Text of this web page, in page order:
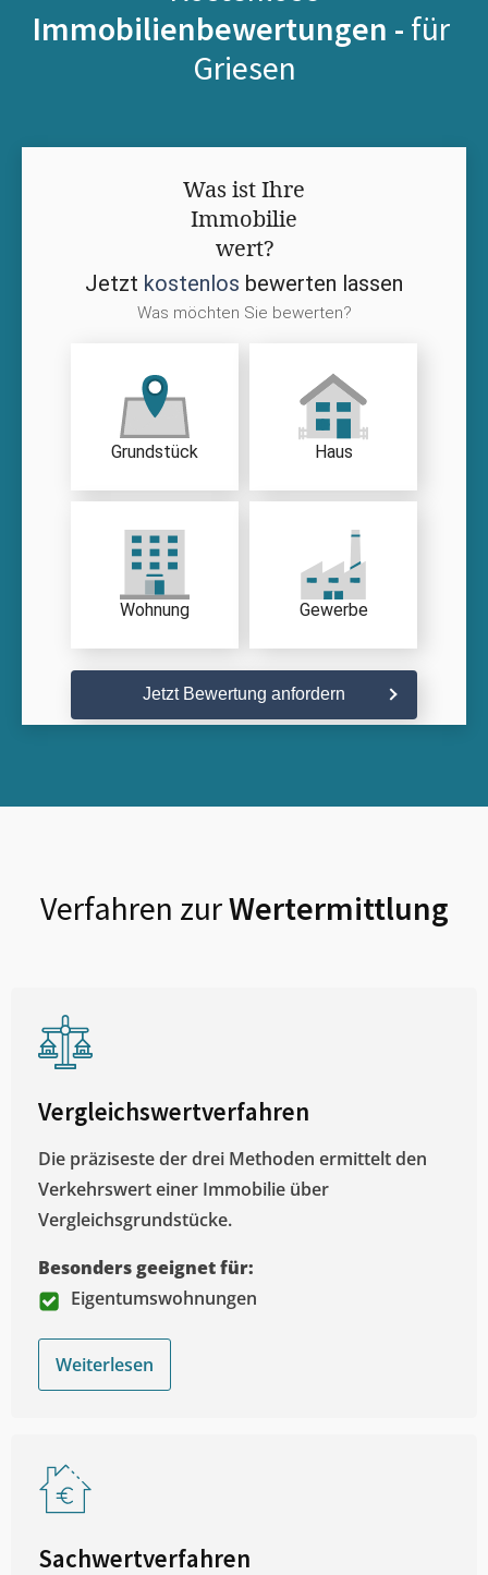
Immobilienbewertungen - für
Griesen
Was ist Ihre
Immobilie
wert?
Jetzt kostenlos bewerten lassen
Was möchten Sie bewerten?
Grundstück Haus
Wohnung Gewerbe
Jetzt Bewertung anfordern
Verfahren zurWertermittlung
Vergleichswertverfahren
Die präziseste der drei Methoden ermittelt den
Verkehrswert einer Immobilie über
Vergleichsgrundstücke.
Besonders geeignet für:
Eigentumswohnungen
Weiterlesen
Sachwertverfahren